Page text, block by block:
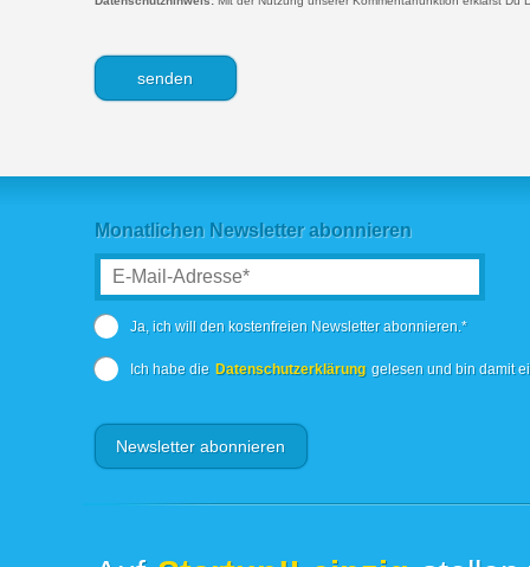
Monatlichen Newsletter abonnieren
Ja, ich will den kostenfreien Newsletter abonnieren.*
Ich habe die Datenschutzerklärung gelesen und bin damit